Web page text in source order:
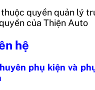
thuộc quyền quản lý
của Thiện Auto
hệ
phụ kiện và